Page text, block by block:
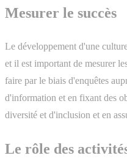
Mesurer le succès
Le développement d'une
et il est important de mesurer
faire par le biais d'enquêtes
d'information et en fixant des
diversité et d'inclusion et en
Le rôle des